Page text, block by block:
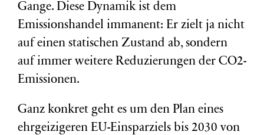
Gange. Diese Dynamik ist dem
Emissionshandel immanent: Er zielt ja nicht
auf einen statischen Zustand ab, sondern
auf immer weitere Reduzierungen der CO2-
Emissionen.
Ganz konkret geht es um den Plan eines
ehrgeizigeren EU-Einsparziels bis 2030 von